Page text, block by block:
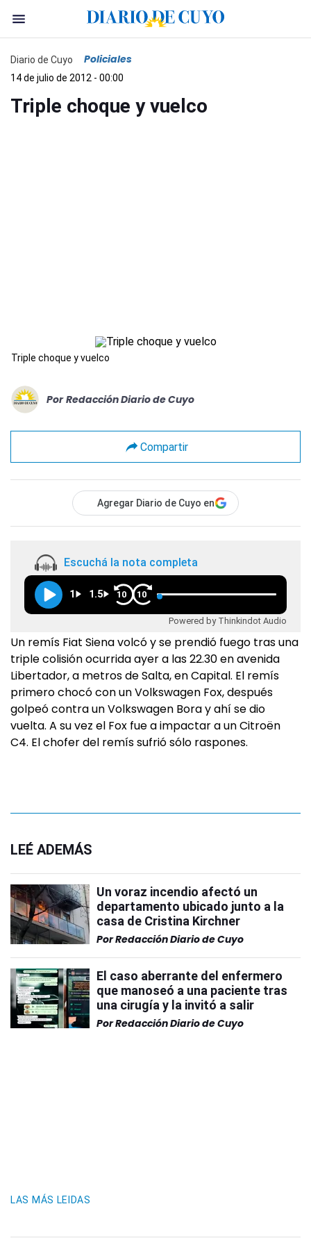
Diario de Cuyo Policiales
14 de julio de 2012 - 00:00
Triple choque y vuelco
Triple choque y vuelco
Por Redacción Diario de Cuyo
Compartir
Agregar Diario de Cuyo en
Escuchá la nota completa
1 1.5 10 10
Powered by Thinkindot Audio
Un remís Fiat Siena volcó y se prendió fuego tras una
triple colisión ocurrida ayer a las 22.30 en avenida
Libertador, a metros de Salta, en Capital. El remís
primero chocó con un Volkswagen Fox, después
golpeó contra un Volkswagen Bora y ahí se dio
vuelta. A su vez el Fox fue a impactar a un Citroën
C4. El chofer del remís sufrió sólo raspones.
LEÉ ADEMÁS
Un voraz incendio afectó un
departamento ubicado junto a la
casa de Cristina Kirchner
PorRedacción Diario de Cuyo
El caso aberrante del enfermero
que manoseó a una paciente tras
una cirugía y la invitó a salir
PorRedacción Diario de Cuyo
LAS MÁS LEIDAS